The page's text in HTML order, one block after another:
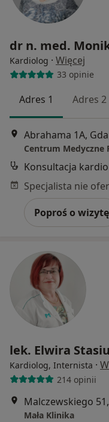
dr n. med.
Kardiolog · Więcej
33 opinie
Adres 1 Adres 2
Abrahama 1A,
Centrum Medyczne
Konsultacja
Poproś o wizytę
lek. Elwira
Kardiolog, Internista ·
214 opinii
Malczewskiego
Mała Klinika